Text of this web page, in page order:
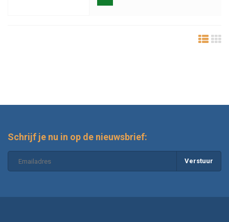
Schrijf je nu in op de nieuwsbrief:
Verstuur